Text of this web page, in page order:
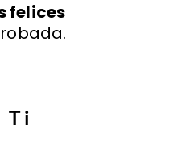
felices
Ti